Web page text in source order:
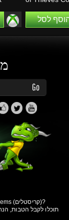
הזן את כתובת
תוכלו לקבל הטבות,
פרטיות